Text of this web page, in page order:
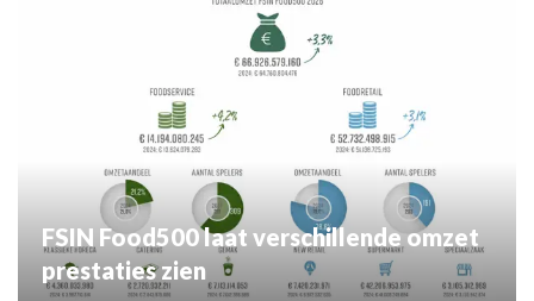
FSIN Food500 laat verschillende omzet
prestaties zien